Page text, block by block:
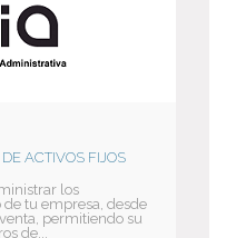
ACTIVOS FIJOS
los
tu empresa, desde
permitiendo su
de...